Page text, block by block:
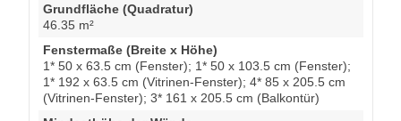
Grundfläche (Quadratur)
46.35 m²
Fenstermaße (Breite x Höhe)
1* 50 x 63.5 cm (Fenster); 1* 50 x 103.5 cm (Fenster);
1* 192 x 63.5 cm (Vitrinen-Fenster); 4* 85 x 205.5 cm
(Vitrinen-Fenster); 3* 161 x 205.5 cm (Balkontür)